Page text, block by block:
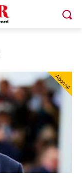
Abonné